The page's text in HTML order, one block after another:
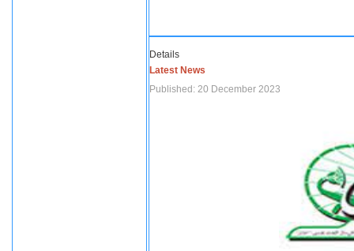
Details
Latest News
Published: 20 December 2023